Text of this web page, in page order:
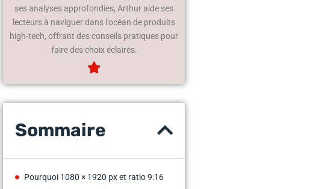
ses analyses approfondies, Arthur aide ses
lecteurs à naviguer dans l’océan de produits
high-tech, offrant des conseils pratiques pour
faire des choix éclairés.
Sommaire
Pourquoi 1080 × 1920 px et ratio 9:16